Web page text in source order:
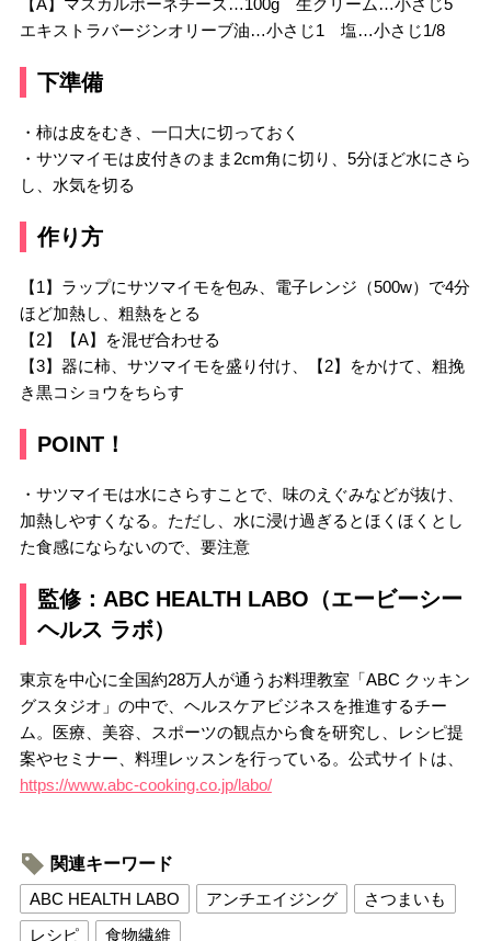
【A】マスカルポーネチーズ…100g 生クリーム…小さじ5
エキストラバージンオリーブ油…小さじ1 塩…小さじ1/8
下準備
・柿は皮をむき、一口大に切っておく
・サツマイモは皮付きのまま2cm角に切り、5分ほど水にさら
し、水気を切る
作り方
【1】ラップにサツマイモを包み、電子レンジ（500w）で4分
ほど加熱し、粗熱をとる
【2】【A】を混ぜ合わせる
【3】器に柿、サツマイモを盛り付け、【2】をかけて、粗挽
き黒コショウをちらす
POINT！
・サツマイモは水にさらすことで、味のえぐみなどが抜け、
加熱しやすくなる。ただし、水に浸け過ぎるとほくほくとし
た食感にならないので、要注意
監修：ABC HEALTH LABO（エービーシー
ヘルス ラボ）
東京を中心に全国約28万人が通うお料理教室「ABC クッキン
グスタジオ」の中で、ヘルスケアビジネスを推進するチー
ム。医療、美容、スポーツの観点から食を研究し、レシピ提
案やセミナー、料理レッスンを行っている。公式サイトは、
https://www.abc-cooking.co.jp/labo/
関連キーワード
ABC HEALTH LABO
アンチエイジング
さつまいも
レシピ
食物繊維